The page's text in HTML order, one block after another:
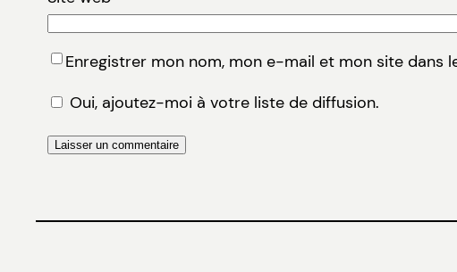
Enregistrer mon nom, mon e-mail et mon site dans
Oui, ajoutez-moi à votre liste de diffusion.